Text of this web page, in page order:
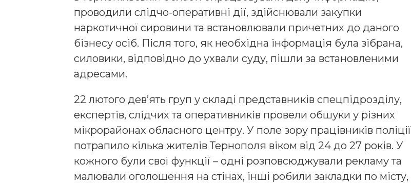
проводили слідчо-оперативні дії, здійснювали закупки
наркотичної сировини та встановлювали причетних до даного
бізнесу осіб. Після того, як необхідна інформація була зібрана,
силовики, відповідно до ухвали суду, пішли за встановленими
адресами.
22 лютого дев’ять груп у складі представників спецпідрозділу,
експертів, слідчих та оперативників провели обшуки у різних
мікрорайонах обласного центру. У поле зору працівників поліції
потрапило кілька жителів Тернополя віком від 24 до 27 років. У
кожного були свої функції – одні розповсюджували рекламу та
малювали оголошення на стінах, інші робили закладки по місту,